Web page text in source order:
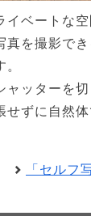
イベートな
真を撮影で
ャッターを
せずに自然
「セルフ